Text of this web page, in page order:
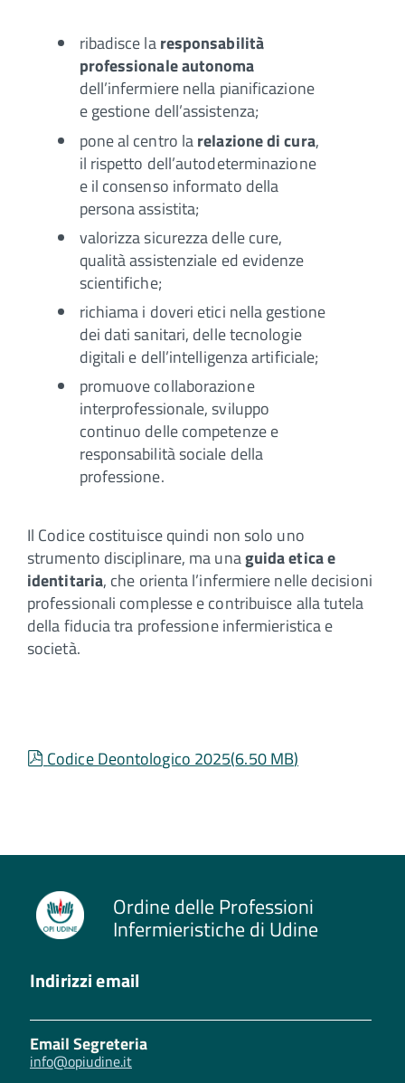
ribadisce laresponsabilità
professionale autonoma
dell’infermiere nella pianificazione
e gestione dell’assistenza;
pone al centro larelazione di cura,
il rispetto dell’autodeterminazione
e il consenso informato della
persona assistita;
valorizza sicurezza delle cure,
qualità assistenziale ed evidenze
scientifiche;
richiama i doveri etici nella gestione
dei dati sanitari, delle tecnologie
digitali e dell’intelligenza artificiale;
promuove collaborazione
interprofessionale, sviluppo
continuo delle competenze e
responsabilità sociale della
professione.
Il Codice costituisce quindi non solo uno
strumento disciplinare, ma unaguida etica e
identitaria, che orienta l’infermiere nelle decisioni
professionali complesse e contribuisce alla tutela
della fiducia tra professione infermieristica e
società.
pdf
Codice Deontologico 2025(6.50 MB)
Ordine delle Professioni
Infermieristiche di Udine
Indirizzi email
Email Segreteria
info@opiudine.it